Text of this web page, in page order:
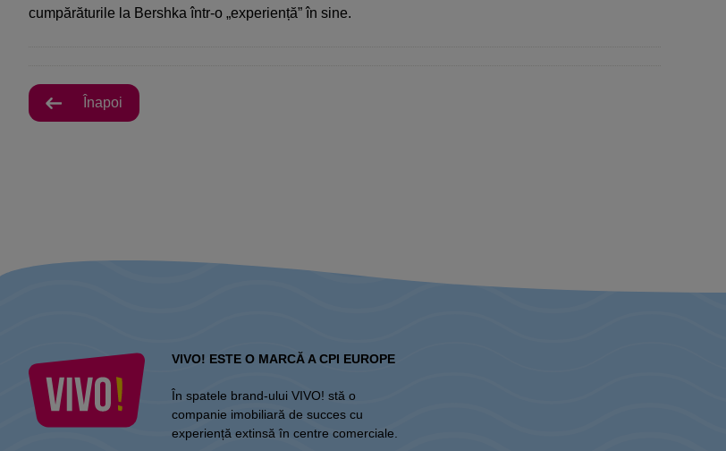
cumpărăturile la Bershka într-o „experiență” în sine.
Înapoi
VIVO! ESTE O MARCĂ A CPI EUROPE
În spatele brand-ului VIVO! stă o
companie imobiliară de succes cu
experiență extinsă în centre comerciale.